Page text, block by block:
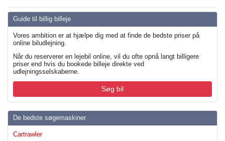
Guide til billig billeje
Vores ambition er at hjælpe dig med at finde de bedste priser på
online biludlejning.
Når du reserverer en lejebil online, vil du ofte opnå langt billigere
priser end hvis du bookede billeje direkte ved
udlejningsselskaberne.
Søg bil
De bedste søgemaskiner
Cartrawler